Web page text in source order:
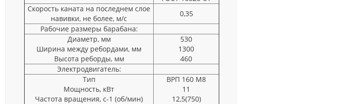
Скорость каната на последнем слое
навивки, не более, м/с
0,35
Рабочие размеры барабана:
Диаметр, мм
Ширина между ребордами, мм
Высота реборды, мм
530
1300
460
Электродвигатель:
Тип
Мощность, кВт
Частота вращения, с-1 (об/мин)
ВРП 160 М8
11
12,5(750)